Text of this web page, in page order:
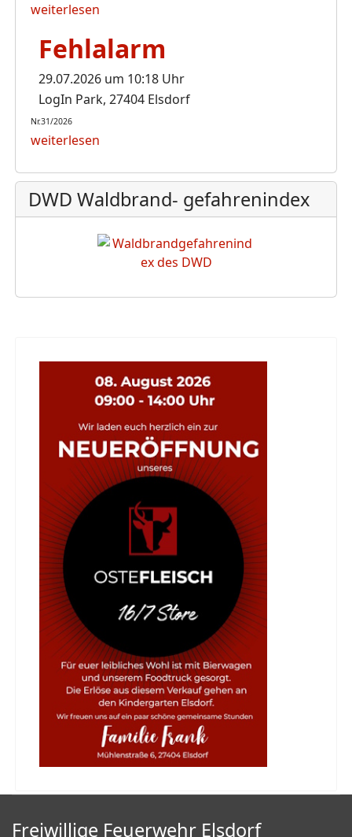
weiterlesen
Fehlalarm
29.07.2026 um 10:18 Uhr
LogIn Park, 27404 Elsdorf
Nr.31/2026
weiterlesen
DWD Waldbrand- gefahrenindex
Freiwillige Feuerwehr Elsdorf